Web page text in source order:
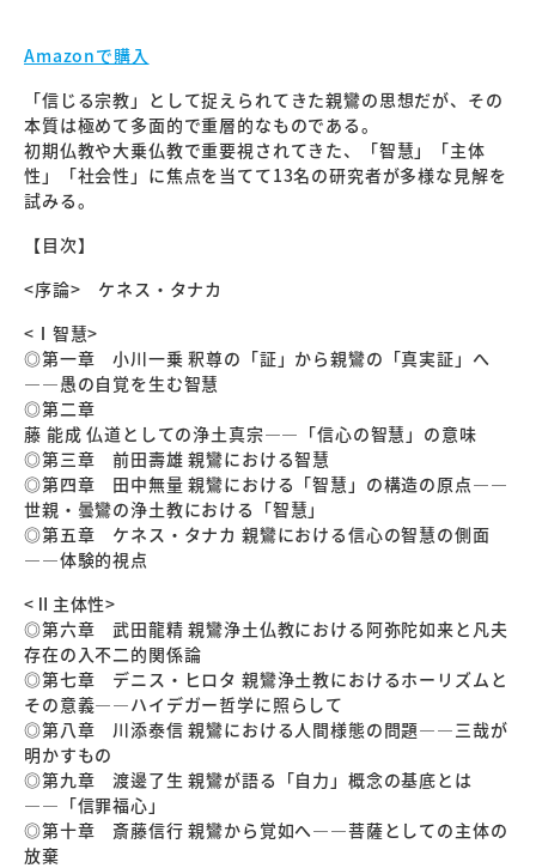
Amazonで購入
「信じる宗教」として捉えられてきた親鸞の思想だが、その
本質は極めて多面的で重層的なものである。
初期仏教や大乗仏教で重要視されてきた、「智慧」「主体
性」「社会性」に焦点を当てて13名の研究者が多様な見解を
試みる。
【目次】
<序論> ケネス・タナカ
<Ⅰ智慧>
◎第一章 小川一乗 釈尊の「証」から親鸞の「真実証」へ
――愚の自覚を生む智慧
◎第二章
藤 能成 仏道としての浄土真宗――「信心の智慧」の意味
◎第三章 前田壽雄 親鸞における智慧
◎第四章 田中無量 親鸞における「智慧」の構造の原点――
世親・曇鸞の浄土教における「智慧」
◎第五章 ケネス・タナカ 親鸞における信心の智慧の側面
――体験的視点
<Ⅱ主体性>
◎第六章 武田龍精 親鸞浄土仏教における阿弥陀如来と凡夫
存在の入不二的関係論
◎第七章 デニス・ヒロタ 親鸞浄土教におけるホーリズムと
その意義――ハイデガー哲学に照らして
◎第八章 川添泰信 親鸞における人間様態の問題――三哉が
明かすもの
◎第九章 渡邊了生 親鸞が語る「自力」概念の基底とは
――「信罪福心」
◎第十章 斎藤信行 親鸞から覚如へ――菩薩としての主体の
放棄